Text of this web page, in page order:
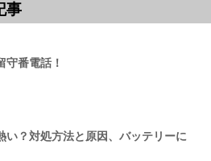
事
番電話！
い？対処方法と原因、バッテリーに